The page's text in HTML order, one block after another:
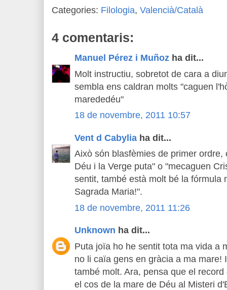
Categories: Filologia, Valencià/Català
4 comentaris:
Manuel Pérez i Muñoz ha dit...
Molt instructiu, sobretot de cara a
sembla ens caldran molts "caguen
marededéu"
18 de novembre, 2011 10:57
Vent d Cabylia ha dit...
Això són blasfèmies de primer
Déu i la Verge puta" o "mecaguen
sentit, també està molt bé la fórmula
Sagrada Maria!".
18 de novembre, 2011 11:26
Unknown ha dit...
Puta joïa ho he sentit tota ma vida a
no li caïa gens en gràcia a ma mare!
també molt. Ara, pensa que el
el cos de la mare de Déu al Misteri